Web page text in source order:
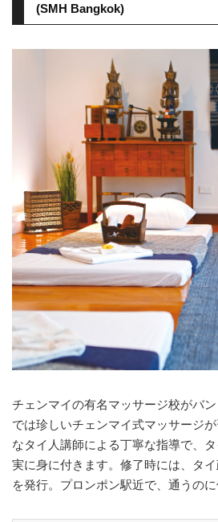
(SMH Bangkok)
チェンマイの有名マッサージ校がバ
では珍しいチェンマイ式マッサージ
なタイ人講師による丁寧な指導で、
実に身に付きます。修了時には、タ
を発行。プロンポン駅近で、通うのに